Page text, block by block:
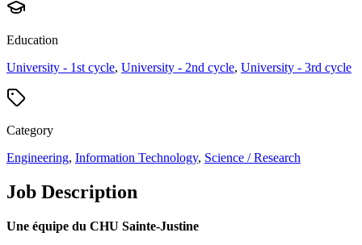
Education
University - 1st cycle, University - 2nd cycle, University - 3rd cycle
Category
Engineering, Information Technology, Science / Research
Job Description
Une équipe du CHU Sainte-Justine